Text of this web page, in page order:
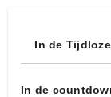
In de Tijdloze
In de